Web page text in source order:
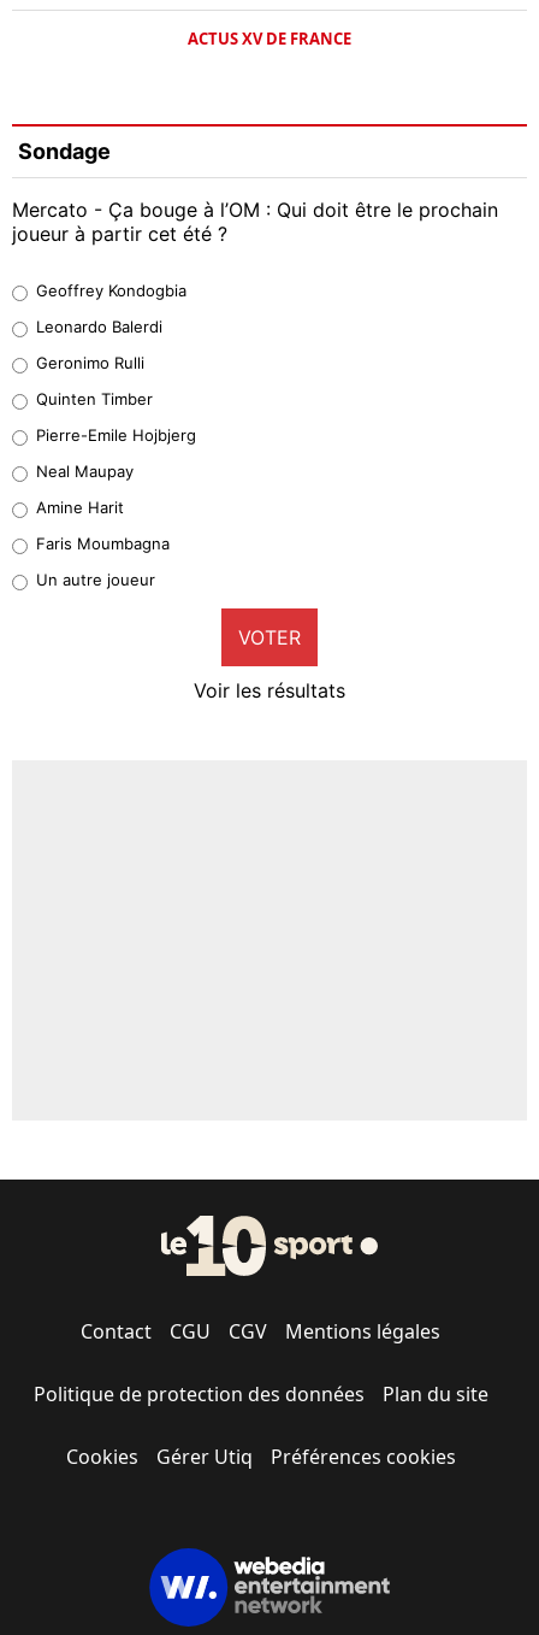
ACTUS XV DE FRANCE
Sondage
Mercato - Ça bouge à l’OM : Qui doit être le prochain
joueur à partir cet été ?
38%
32%
5%
1%
9%
Geoffrey Kondogbia
Leonardo Balerdi
Geronimo Rulli
Quinten Timber
Pierre-Emile Hojbjerg
Neal Maupay
Amine Harit
Faris Moumbagna
Un autre joueur
VOTER
Voir les résultats
Contact CGU CGV Mentions légales
Politique de protection des données Plan du site
Cookies Gérer Utiq Préférences cookies